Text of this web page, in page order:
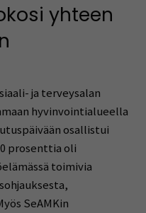
yhteen
ja terveysalan
hyvinvointialueella
osallistui
prosenttia oli
toimivia
SeAMKin